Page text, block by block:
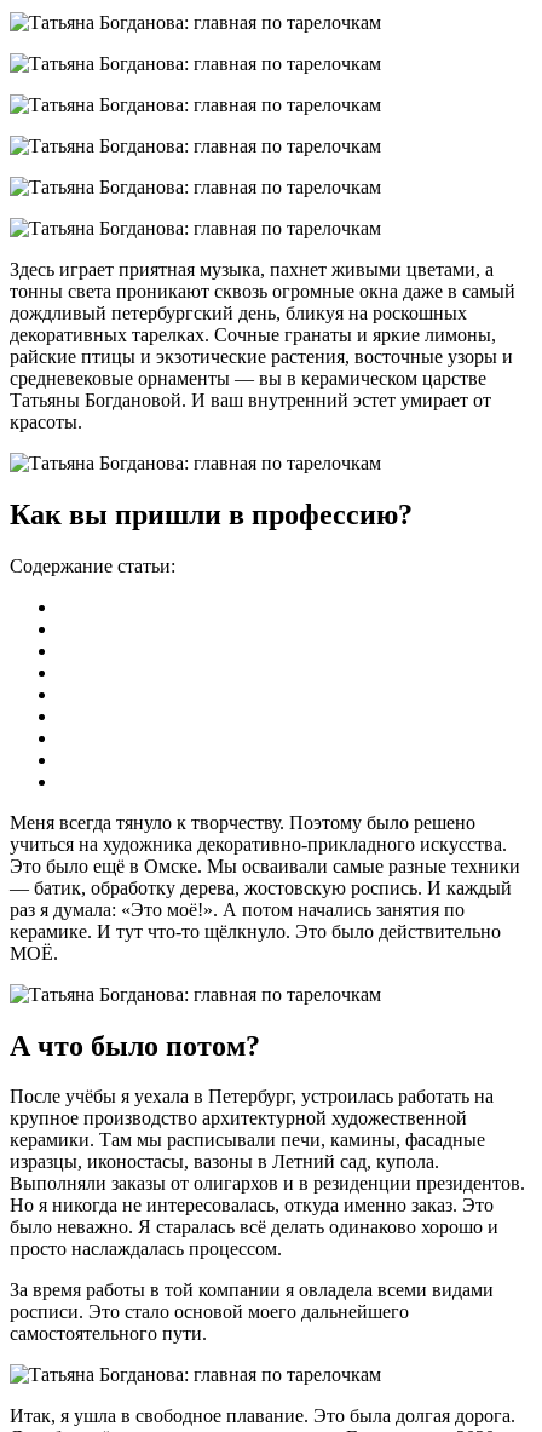
Здесь играет приятная музыка, пахнет живыми цветами, а
тонны света проникают сквозь огромные окна даже в самый
дождливый петербургский день, бликуя на роскошных
декоративных тарелках. Сочные гранаты и яркие лимоны,
райские птицы и экзотические растения, восточные узоры и
средневековые орнаменты — вы в керамическом царстве
Татьяны Богдановой. И ваш внутренний эстет умирает от
красоты.
Как вы пришли в профессию?
Содержание статьи:
Меня всегда тянуло к творчеству. Поэтому было решено
учиться на художника декоративно-прикладного искусства.
Это было ещё в Омске. Мы осваивали самые разные техники
— батик, обработку дерева, жостовскую роспись. И каждый
раз я думала: «Это моё!». А потом начались занятия по
керамике. И тут что-то щёлкнуло. Это было действительно
МОЁ.
А что было потом?
После учёбы я уехала в Петербург, устроилась работать на
крупное производство архитектурной художественной
керамики. Там мы расписывали печи, камины, фасадные
изразцы, иконостасы, вазоны в Летний сад, купола.
Выполняли заказы от олигархов и в резиденции президентов.
Но я никогда не интересовалась, откуда именно заказ. Это
было неважно. Я старалась всё делать одинаково хорошо и
просто наслаждалась процессом.
За время работы в той компании я овладела всеми видами
росписи. Это стало основой моего дальнейшего
самостоятельного пути.
Итак, я ушла в свободное плавание. Это была долгая дорога.